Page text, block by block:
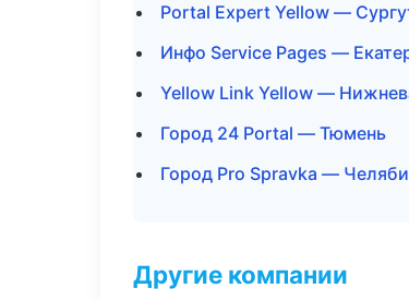
Portal Expert Yellow —
Инфо Service Pages —
Yellow Link Yellow —
Город 24 Portal — Тюмень
Город Pro Spravka —
Другие компании